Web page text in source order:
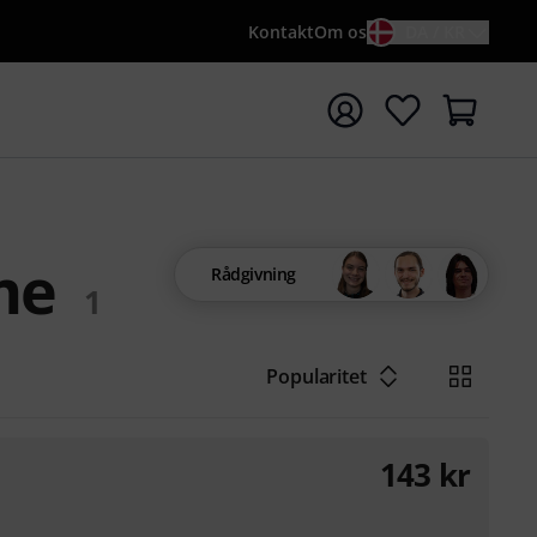
KontaktOm os
med søgeord {searchTerm}
1
Rådgivning
Popularitet
143 kr